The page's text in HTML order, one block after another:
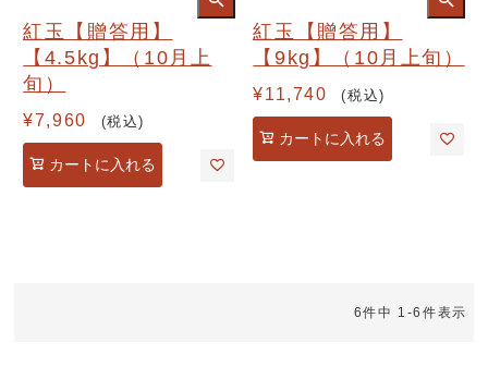
紅玉【贈答用】
【4.5kg】（10月上
旬）
¥7,960 税込
カートに入れる
紅玉【贈答用】
【9kg】（10月上旬）
¥11,740 税込
カートに入れる
6件中 1 -6 件表示